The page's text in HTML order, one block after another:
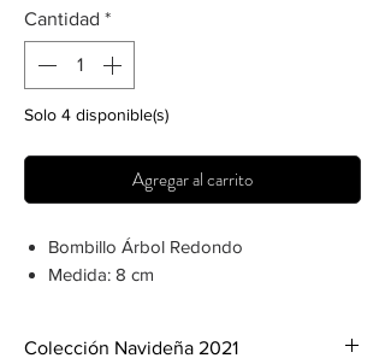
Cantidad *
Solo 4 disponible(s)
Agregar al carrito
Bombillo Árbol Redondo
Medida: 8 cm
Colección Navideña 2021